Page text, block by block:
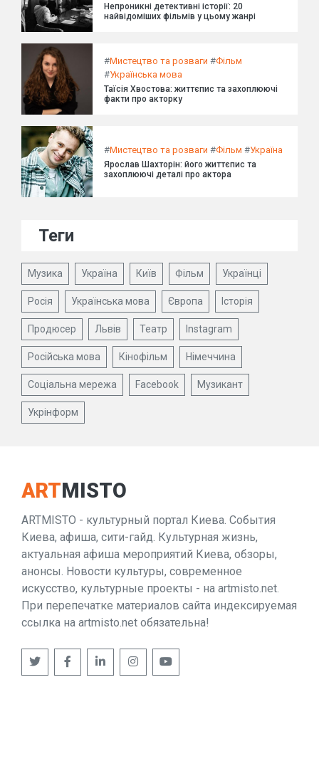
Непроникні детективні історії: 20
найвідоміших фільмів у цьому жанрі
#Мистецтво та розваги #Фільм
#Українська мова
Таїсія Хвостова: життєпис та захоплюючі
факти про акторку
#Мистецтво та розваги #Фільм #Україна
Ярослав Шахторін: його життєпис та
захоплюючі деталі про актора
Теги
Музика Україна Київ Фільм Українці
Росія Українська мова Європа Історія
Продюсер Львів Театр Instagram
Російська мова Кінофільм Німеччина
Соціальна мережа Facebook Музикант
Укрінформ
ARTMISTO
ARTMISTO - культурный портал Киева. События
Киева, афиша, сити-гайд. Культурная жизнь,
актуальная афиша мероприятий Киева, обзоры,
анонсы. Новости культуры, современное
искусство, культурные проекты - на artmisto.net.
При перепечатке материалов сайта индексируемая
ссылка на artmisto.net обязательна!